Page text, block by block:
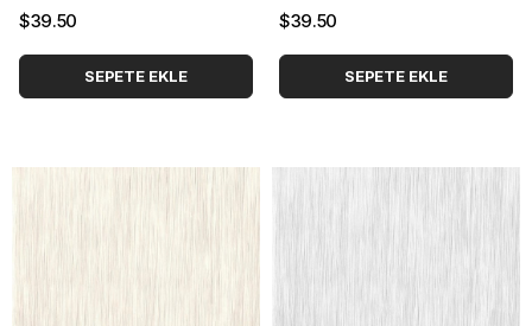
$39.50
SEPETE EKLE
$39.50
SEPETE EKLE